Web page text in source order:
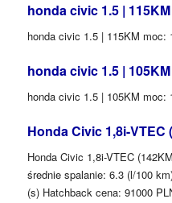
honda civic 1.5 | 115KM
honda civic 1.5 | 115KM moc:
honda civic 1.5 | 105KM
honda civic 1.5 | 105KM moc:
Honda Civic 1,8i-VTEC
Honda Civic 1,8i-VTEC
średnie spalanie: 6.3 (l/100
(s) Hatchback cena: 91000